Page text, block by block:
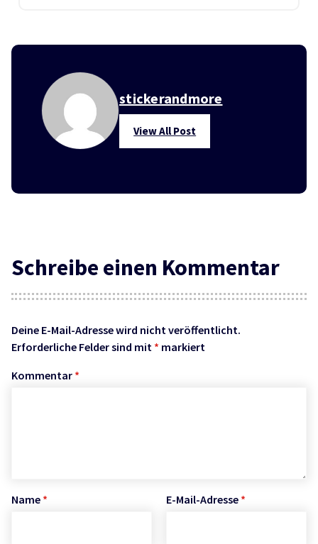
stickerandmore
View All Post
Schreibe einen Kommentar
Deine E-Mail-Adresse wird nicht veröffentlicht.
Erforderliche Felder sind mit * markiert
Kommentar *
Name * E-Mail-Adresse *